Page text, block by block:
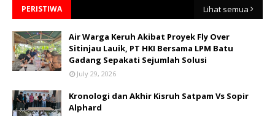
PERISTIWA Lihat semua
Air Warga Keruh Akibat Proyek Fly Over
Sitinjau Lauik, PT HKI Bersama LPM Batu
Gadang Sepakati Sejumlah Solusi
July 29, 2026
Kronologi dan Akhir Kisruh Satpam Vs Sopir
Alphard